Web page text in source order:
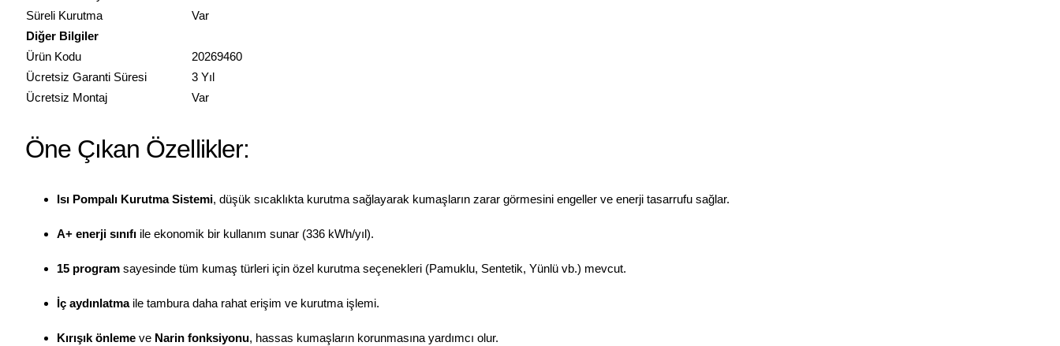
Süreli Kurutma
Var
Diğer Bilgiler
Ürün Kodu
20269460
Ücretsiz Garanti Süresi
3 Yıl
Ücretsiz Montaj
Var
Öne Çıkan Özellikler:
Isı Pompalı Kurutma Sistemi, düşük sıcaklıkta kurutma sağlayarak kumaşların zarar görmesini engeller ve enerji tasarrufu sağlar.
A+ enerji sınıfıile ekonomik bir kullanım sunar (336 kWh/yıl).
15 programsayesinde tüm kumaş türleri için özel kurutma seçenekleri (Pamuklu, Sentetik, Yünlü vb.) mevcut.
İç aydınlatmaile tambura daha rahat erişim ve kurutma işlemi.
Kırışık önlemeve Narin fonksiyonu, hassas kumaşların korunmasına yardımcı olur.